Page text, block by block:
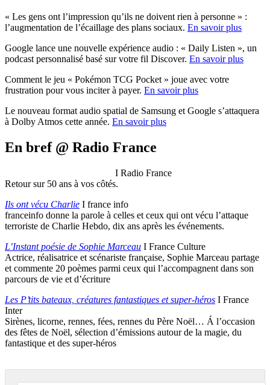
« Les gens ont l’impression qu’ils ne doivent rien à personne » :
l’augmentation de l’écaillage des plans sociaux. En savoir plus
Google lance une nouvelle expérience audio : « Daily Listen », un
podcast personnalisé basé sur votre fil Discover. En savoir plus
Comment le jeu « Pokémon TCG Pocket » joue avec votre
frustration pour vous inciter à payer. En savoir plus
Le nouveau format audio spatial de Samsung et Google s’attaquera
à Dolby Atmos cette année. En savoir plus
En bref @ Radio France
I Radio France
Retour sur 50 ans à vos côtés.
Ils ont vécu Charlie I france info
franceinfo donne la parole à celles et ceux qui ont vécu l’attaque
terroriste de Charlie Hebdo, dix ans après les événements.
L’Instant poésie de Sophie Marceau I France Culture
Actrice, réalisatrice et scénariste française, Sophie Marceau partage
et commente 20 poèmes parmi ceux qui l’accompagnent dans son
parcours de vie et d’écriture
Les P’tits bateaux, créatures fantastiques et super-héros I France
Inter
Sirènes, licorne, rennes, fées, rennes du Père Noël… Á l’occasion
des fêtes de Noël, sélection d’émissions autour de la magie, du
fantastique et des super-héros